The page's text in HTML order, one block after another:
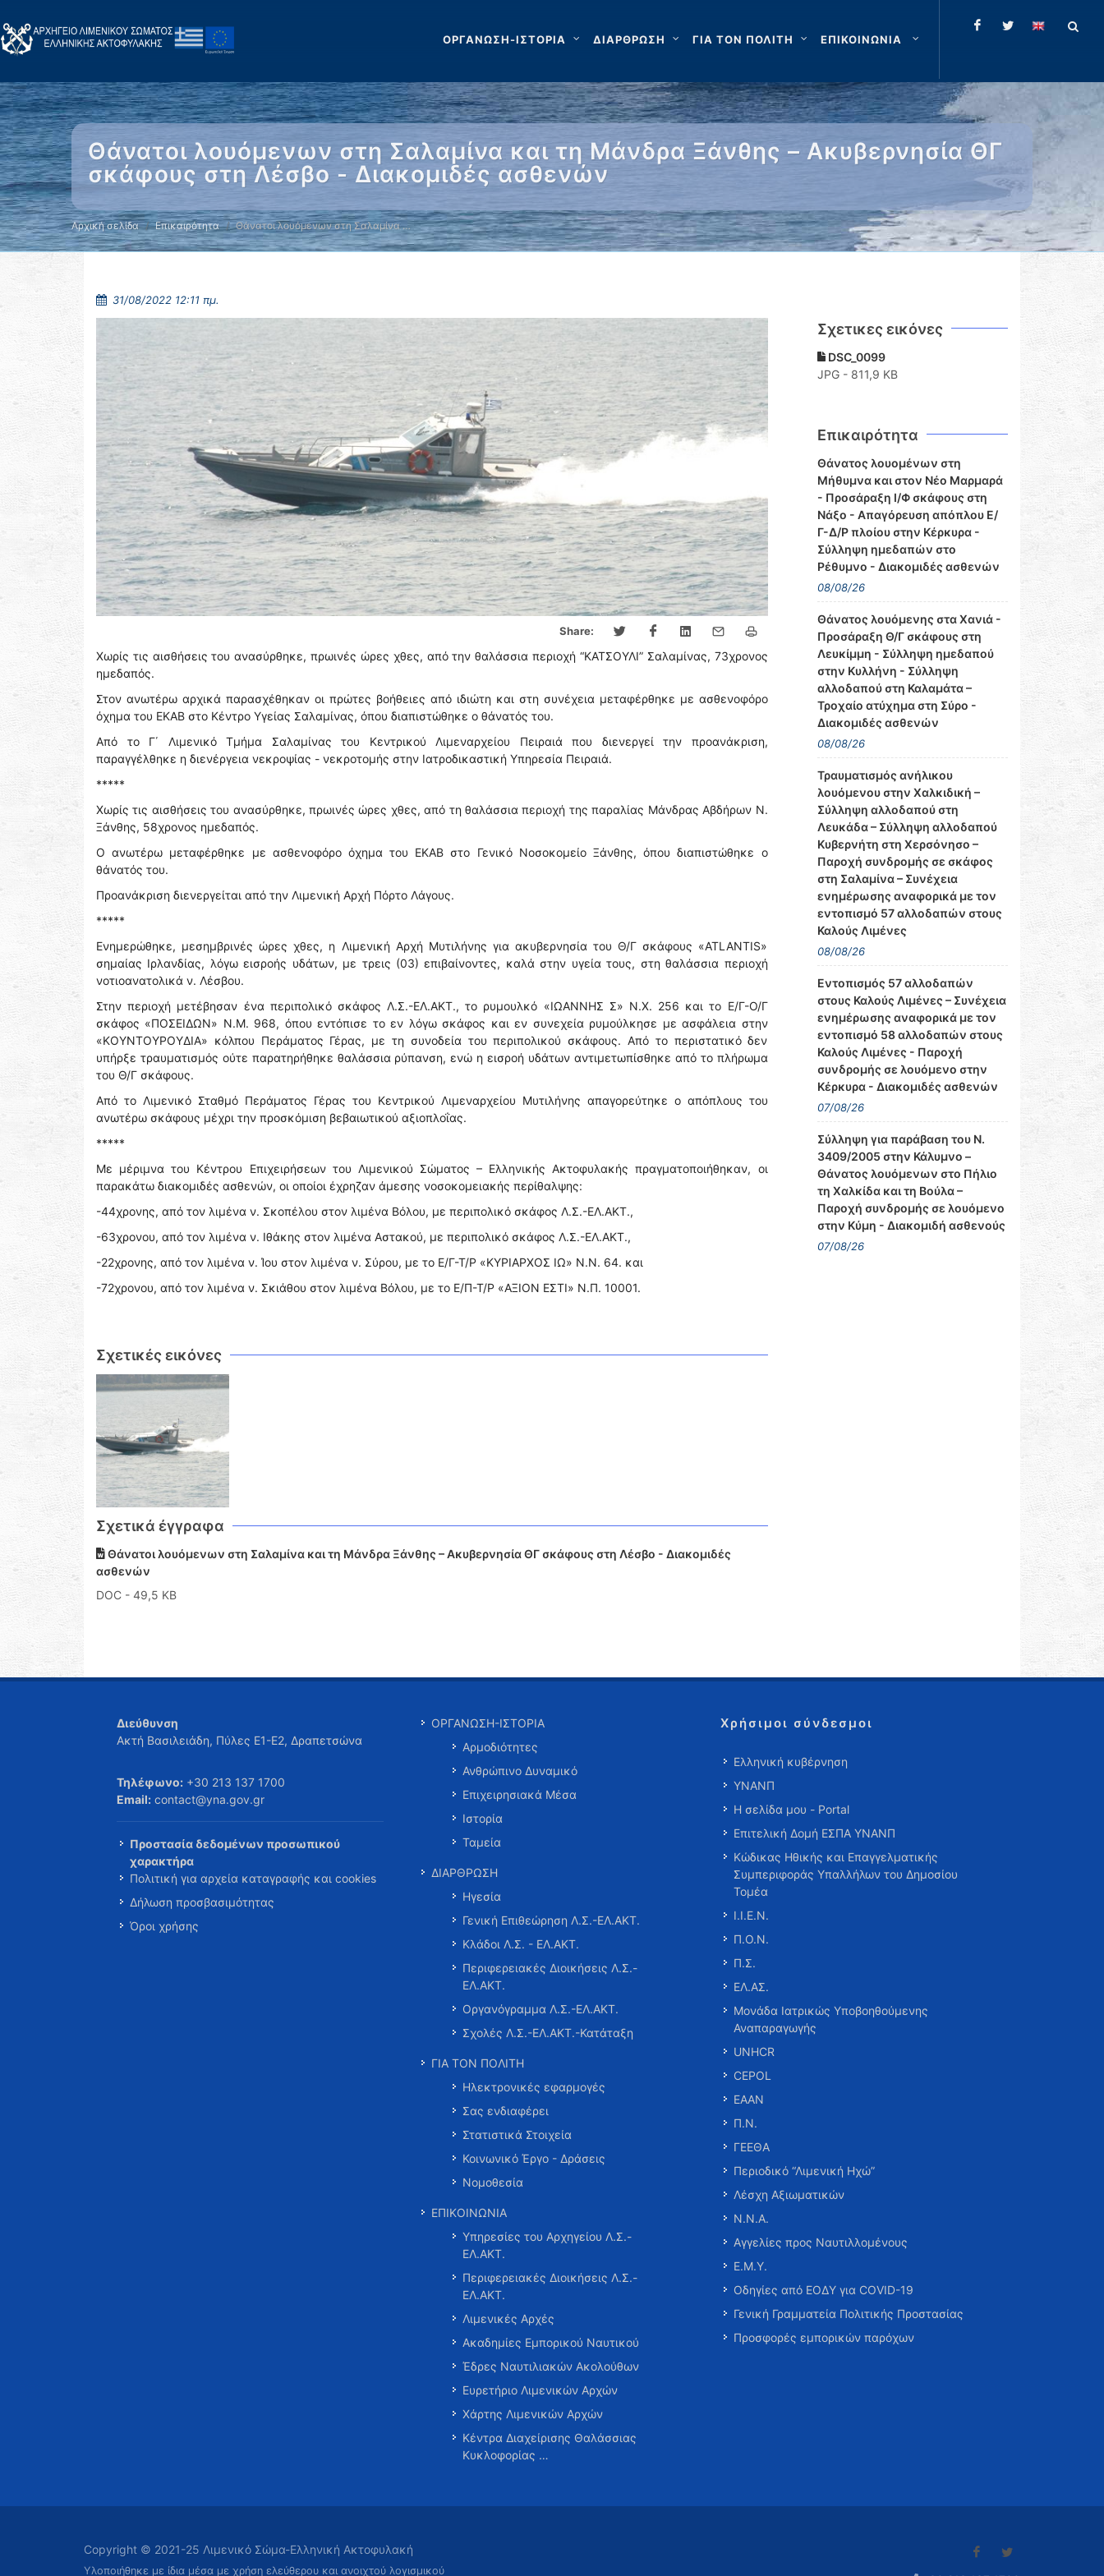
ΟΡΓΑΝΩΣΗ-ΙΣΤΟΡΙΑ ΔΙΑΡΘΡΩΣΗ ΓΙΑ ΤΟΝ ΠΟΛΙΤΗ ΕΠΙΚΟΙΝΩΝΙΑ
Θάνατοι λουόμενων στη Σαλαμίνα και τη Μάνδρα Ξάνθης – Ακυβερνησία ΘΓ
σκάφους στη Λέσβο - Διακομιδές ασθενών
Αρχική σελίδα Επικαιρότητα Θάνατοι λουόμενων στη Σαλαμίνα …
31/08/2022 12:11 πμ.
Share:
Χωρίς τις αισθήσεις του ανασύρθηκε, πρωινές ώρες χθες, από την θαλάσσια περιοχή “ΚΑΤΣΟΥΛΙ” Σαλαμίνας, 73χρονος
ημεδαπός.
Στον ανωτέρω αρχικά παρασχέθηκαν οι πρώτες βοήθειες από ιδιώτη και στη συνέχεια μεταφέρθηκε με ασθενοφόρο
όχημα του ΕΚΑΒ στο Κέντρο Υγείας Σαλαμίνας, όπου διαπιστώθηκε ο θάνατός του.
Από το Γ΄ Λιμενικό Τμήμα Σαλαμίνας του Κεντρικού Λιμεναρχείου Πειραιά που διενεργεί την προανάκριση,
παραγγέλθηκε η διενέργεια νεκροψίας - νεκροτομής στην Ιατροδικαστική Υπηρεσία Πειραιά.
*****
Χωρίς τις αισθήσεις του ανασύρθηκε, πρωινές ώρες χθες, από τη θαλάσσια περιοχή της παραλίας Μάνδρας Αβδήρων Ν.
Ξάνθης, 58χρονος ημεδαπός.
Ο ανωτέρω μεταφέρθηκε με ασθενοφόρο όχημα του ΕΚΑΒ στο Γενικό Νοσοκομείο Ξάνθης, όπου διαπιστώθηκε ο
θάνατός του.
Προανάκριση διενεργείται από την Λιμενική Αρχή Πόρτο Λάγους.
*****
Ενημερώθηκε, μεσημβρινές ώρες χθες, η Λιμενική Αρχή Μυτιλήνης για ακυβερνησία του Θ/Γ σκάφους «ATLANTIS»
σημαίας Ιρλανδίας, λόγω εισροής υδάτων, με τρεις (03) επιβαίνοντες, καλά στην υγεία τους, στη θαλάσσια περιοχή
νοτιοανατολικά ν. Λέσβου.
Στην περιοχή μετέβησαν ένα περιπολικό σκάφος Λ.Σ.-ΕΛ.ΑΚΤ., το ρυμουλκό «ΙΩΑΝΝΗΣ Σ» Ν.Χ. 256 και το Ε/Γ-Ο/Γ
σκάφος «ΠΟΣΕΙΔΩΝ» Ν.Μ. 968, όπου εντόπισε το εν λόγω σκάφος και εν συνεχεία ρυμούλκησε με ασφάλεια στην
«ΚΟΥΝΤΟΥΡΟΥΔΙΑ» κόλπου Περάματος Γέρας, με τη συνοδεία του περιπολικού σκάφους. Από το περιστατικό δεν
υπήρξε τραυματισμός ούτε παρατηρήθηκε θαλάσσια ρύπανση, ενώ η εισροή υδάτων αντιμετωπίσθηκε από το πλήρωμα
του Θ/Γ σκάφους.
Από το Λιμενικό Σταθμό Περάματος Γέρας του Κεντρικού Λιμεναρχείου Μυτιλήνης απαγορεύτηκε ο απόπλους του
ανωτέρω σκάφους μέχρι την προσκόμιση βεβαιωτικού αξιοπλοΐας.
*****
Με μέριμνα του Κέντρου Επιχειρήσεων του Λιμενικού Σώματος – Ελληνικής Ακτοφυλακής πραγματοποιήθηκαν, οι
παρακάτω διακομιδές ασθενών, οι οποίοι έχρηζαν άμεσης νοσοκομειακής περίθαλψης:
-44χρονης, από τον λιμένα ν. Σκοπέλου στον λιμένα Βόλου, με περιπολικό σκάφος Λ.Σ.-ΕΛ.ΑΚΤ.,
-63χρονου, από τον λιμένα ν. Ιθάκης στον λιμένα Αστακού, με περιπολικό σκάφος Λ.Σ.-ΕΛ.ΑΚΤ.,
-22χρονης, από τον λιμένα ν. Ίου στον λιμένα ν. Σύρου, με το Ε/Γ-Τ/Ρ «ΚΥΡΙΑΡΧΟΣ ΙΩ» Ν.Ν. 64. και
-72χρονου, από τον λιμένα ν. Σκιάθου στον λιμένα Βόλου, με το Ε/Π-Τ/Ρ «ΑΞΙΟΝ ΕΣΤΙ» Ν.Π. 10001.
Σχετικές εικόνες
Σχετικά έγγραφα
Θάνατοι λουόμενων στη Σαλαμίνα και τη Μάνδρα Ξάνθης – Ακυβερνησία ΘΓ σκάφους στη Λέσβο - Διακομιδές
ασθενών
DOC - 49,5 KB
Σχετικες εικόνες
DSC_0099
JPG - 811,9 KB
Επικαιρότητα
Θάνατος λουομένων στη
Μήθυμνα και στον Νέο Μαρμαρά
- Προσάραξη Ι/Φ σκάφους στη
Νάξο - Απαγόρευση απόπλου Ε/
Γ-Δ/Ρ πλοίου στην Κέρκυρα -
Σύλληψη ημεδαπών στο
Ρέθυμνο - Διακομιδές ασθενών
08/08/26
Θάνατος λουόμενης στα Χανιά -
Προσάραξη Θ/Γ σκάφους στη
Λευκίμμη - Σύλληψη ημεδαπού
στην Κυλλήνη - Σύλληψη
αλλοδαπού στη Καλαμάτα –
Τροχαίο ατύχημα στη Σύρο -
Διακομιδές ασθενών
08/08/26
Τραυματισμός ανήλικου
λουόμενου στην Χαλκιδική –
Σύλληψη αλλοδαπού στη
Λευκάδα – Σύλληψη αλλοδαπού
Κυβερνήτη στη Χερσόνησο –
Παροχή συνδρομής σε σκάφος
στη Σαλαμίνα – Συνέχεια
ενημέρωσης αναφορικά με τον
εντοπισμό 57 αλλοδαπών στους
Καλούς Λιμένες
08/08/26
Εντοπισμός 57 αλλοδαπών
στους Καλούς Λιμένες – Συνέχεια
ενημέρωσης αναφορικά με τον
εντοπισμό 58 αλλοδαπών στους
Καλούς Λιμένες - Παροχή
συνδρομής σε λουόμενο στην
Κέρκυρα - Διακομιδές ασθενών
07/08/26
Σύλληψη για παράβαση του Ν.
3409/2005 στην Κάλυμνο –
Θάνατος λουόμενων στο Πήλιο
τη Χαλκίδα και τη Βούλα –
Παροχή συνδρομής σε λουόμενο
στην Κύμη - Διακομιδή ασθενούς
07/08/26
Διεύθυνση
Ακτή Βασιλειάδη, Πύλες Ε1-Ε2, Δραπετσώνα
Τηλέφωνο: +30 213 137 1700
Email: contact@yna.gov.gr
Προστασία δεδομένων προσωπικού
χαρακτήρα
Πολιτική για αρχεία καταγραφής και cookies
Δήλωση προσβασιμότητας
Όροι χρήσης
ΟΡΓΑΝΩΣΗ-ΙΣΤΟΡΙΑ
Αρμοδιότητες
Ανθρώπινο Δυναμικό
Επιχειρησιακά Μέσα
Ιστορία
Ταμεία
ΔΙΑΡΘΡΩΣΗ
Ηγεσία
Γενική Επιθεώρηση Λ.Σ.-ΕΛ.ΑΚΤ.
Κλάδοι Λ.Σ. - ΕΛ.ΑΚΤ.
Περιφερειακές Διοικήσεις Λ.Σ.-
ΕΛ.ΑΚΤ.
Οργανόγραμμα Λ.Σ.-ΕΛ.ΑΚΤ.
Σχολές Λ.Σ.-ΕΛ.ΑΚΤ.-Κατάταξη
ΓΙΑ ΤΟΝ ΠΟΛΙΤΗ
Ηλεκτρονικές εφαρμογές
Σας ενδιαφέρει
Στατιστικά Στοιχεία
Κοινωνικό Έργο - Δράσεις
Νομοθεσία
ΕΠΙΚΟΙΝΩΝΙΑ
Υπηρεσίες του Αρχηγείου Λ.Σ.-
ΕΛ.ΑΚΤ.
Περιφερειακές Διοικήσεις Λ.Σ.-
ΕΛ.ΑΚΤ.
Λιμενικές Αρχές
Ακαδημίες Εμπορικού Ναυτικού
Έδρες Ναυτιλιακών Ακολούθων
Ευρετήριο Λιμενικών Αρχών
Χάρτης Λιμενικών Αρχών
Κέντρα Διαχείρισης Θαλάσσιας
Κυκλοφορίας …
Χρήσιμοι σύνδεσμοι
Ελληνική κυβέρνηση
ΥΝΑΝΠ
Η σελίδα μου - Portal
Επιτελική Δομή ΕΣΠΑ ΥΝΑΝΠ
Κώδικας Ηθικής και Επαγγελματικής
Συμπεριφοράς Υπαλλήλων του Δημοσίου
Τομέα
Ι.Ι.Ε.Ν.
Π.Ο.Ν.
Π.Σ.
ΕΛ.ΑΣ.
Μονάδα Ιατρικώς Υποβοηθούμενης
Αναπαραγωγής
UNHCR
CEPOL
ΕΑΑΝ
Π.Ν.
ΓΕΕΘΑ
Περιοδικό “Λιμενική Ηχώ”
Λέσχη Αξιωματικών
Ν.Ν.Α.
Αγγελίες προς Ναυτιλλομένους
Ε.Μ.Υ.
Οδηγίες από ΕΟΔΥ για COVID-19
Γενική Γραμματεία Πολιτικής Προστασίας
Προσφορές εμπορικών παρόχων
Copyright © 2021-25 Λιμενικό Σώμα-Ελληνική Ακτοφυλακή
Υλοποιήθηκε με ίδια μέσα με χρήση ελεύθερου και ανοιχτού λογισμικού